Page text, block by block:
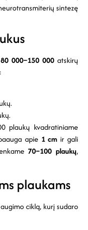
sintezę
80 000–150 000 atskirų
plaukų kvadratiniame
apie 1 cm ir gali
70–100 plaukų,
plaukams
ciklą, kurį sudaro